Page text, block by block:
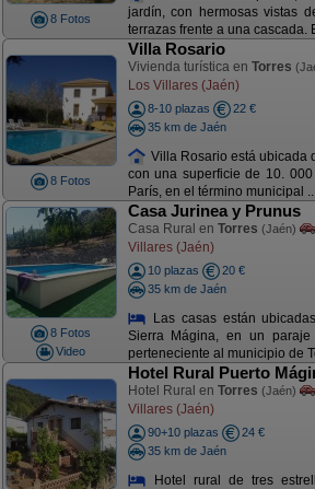
8 Fotos
jardín, con hermosas vistas
terrazas frente a una cascada.
8 Fotos
Villa Rosario
Vivienda turística en Torres
Los Villares (Jaén)
8-10 plazas
22 €
35 km de Jaén
Villa Rosario está ubicada
con una superficie de 10.
París, en el término municipal
8 Fotos
Video
Casa Jurinea y Prunus
Casa Rural en Torres (Jaén)
Villares (Jaén)
10 plazas
20 €
35 km de Jaén
Las casas están
Sierra Mágina, en un
perteneciente al municipio de
Hotel Rural Puerto
Hotel Rural en Torres (Jaén)
Villares (Jaén)
90+10 plazas
24 €
35 km de Jaén
Hotel rural de tres